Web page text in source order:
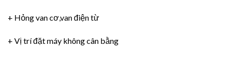
+ Hỏng van cơ,van điện từ
+ Vị trí đặt máy không cân bằng